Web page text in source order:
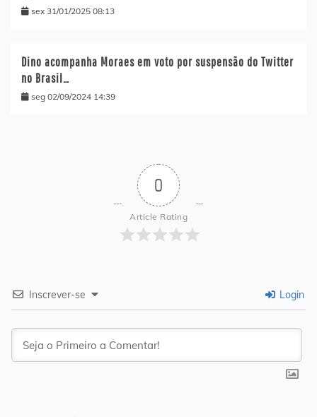
sex 31/01/2025 08:13
Dino acompanha Moraes em voto por suspensão do Twitter
no Brasil…
seg 02/09/2024 14:39
0
Article Rating
Inscrever-se Login